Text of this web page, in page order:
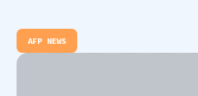
AFP NEWS